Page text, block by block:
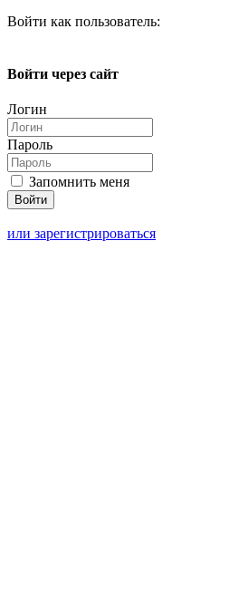
Войти как пользователь:
Войти через сайт
Логин
Пароль
Запомнить меня
или зарегистрироваться